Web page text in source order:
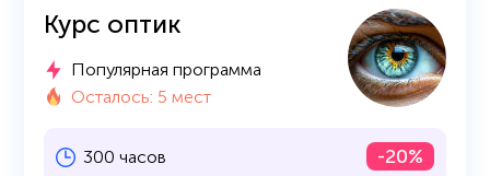
Курс оптик
Популярная программа
Осталось: 5 мест
300 часов
-20%